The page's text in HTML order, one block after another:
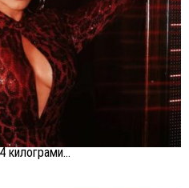
килограми...